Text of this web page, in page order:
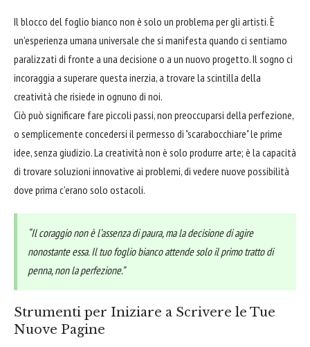
Il blocco del foglio bianco non è solo un problema per gli artisti. È
un'esperienza umana universale che si manifesta quando ci sentiamo
paralizzati di fronte a una decisione o a un nuovo progetto. Il sogno ci
incoraggia a superare questa inerzia, a trovare la scintilla della
creatività che risiede in ognuno di noi.
Ciò può significare fare piccoli passi, non preoccuparsi della perfezione,
o semplicemente concedersi il permesso di "scarabocchiare" le prime
idee, senza giudizio. La creatività non è solo produrre arte; è la capacità
di trovare soluzioni innovative ai problemi, di vedere nuove possibilità
dove prima c'erano solo ostacoli.
“Il coraggio non è l’assenza di paura, ma la decisione di agire
nonostante essa. Il tuo foglio bianco attende solo il primo tratto di
penna, non la perfezione.”
Strumenti per Iniziare a Scrivere le Tue
Nuove Pagine